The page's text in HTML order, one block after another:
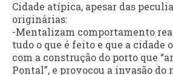
Cidade atípica, apesar das
originárias:
-Mentalizam comportamento
tudo o que é feito e que a cidade
com a construção do porto que
Pontal”, e provocou a invasão do